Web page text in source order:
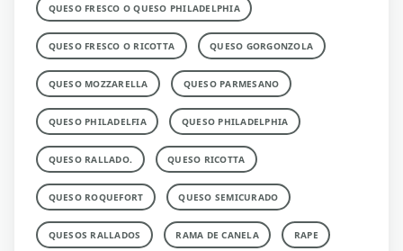
QUESO FRESCO O QUESO PHILADELPHIA
QUESO FRESCO O RICOTTA QUESO GORGONZOLA
QUESO MOZZARELLA QUESO PARMESANO
QUESO PHILADELFIA QUESO PHILADELPHIA
QUESO RALLADO. QUESO RICOTTA
QUESO ROQUEFORT QUESO SEMICURADO
QUESOS RALLADOS RAMA DE CANELA RAPE